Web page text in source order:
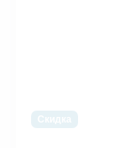
Скидка